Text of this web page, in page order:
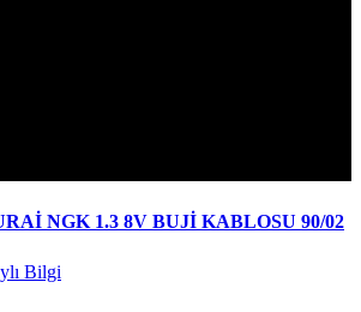
NGK 1.3 8V BUJİ KABLOSU 90/02
Bilgi